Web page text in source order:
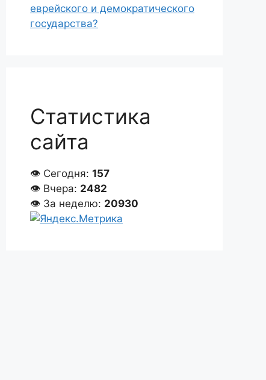
еврейского и демократического
государства?
Статистика
сайта
👁 Сегодня: 157
👁 Вчера: 2482
👁 За неделю: 20930